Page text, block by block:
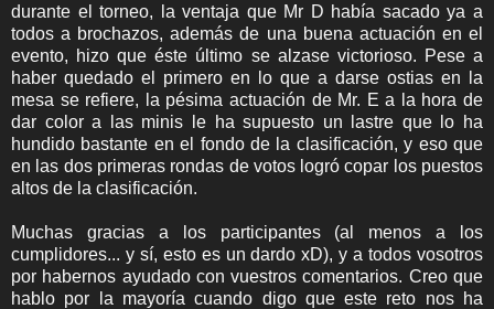
durante el torneo, la ventaja que Mr D había sacado ya a
todos a brochazos, además de una buena actuación en el
evento, hizo que éste último se alzase victorioso. Pese a
haber quedado el primero en lo que a darse ostias en la
mesa se refiere, la pésima actuación de Mr. E a la hora de
dar color a las minis le ha supuesto un lastre que lo ha
hundido bastante en el fondo de la clasificación, y eso que
en las dos primeras rondas de votos logró copar los puestos
altos de la clasificación.
Muchas gracias a los participantes (al menos a los
cumplidores... y sí, esto es un dardo xD), y a todos vosotros
por habernos ayudado con vuestros comentarios. Creo que
hablo por la mayoría cuando digo que este reto nos ha